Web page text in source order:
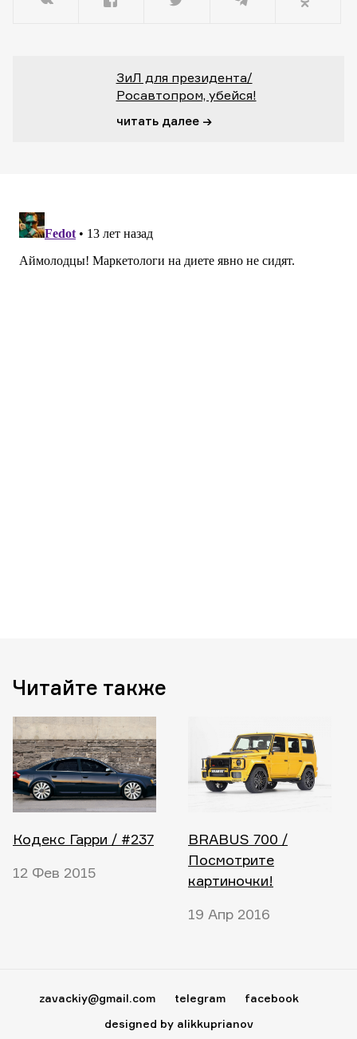
ЗиЛ для президента/
Росавтопром, убейся!
читать далее →
Читайте также
Кодекс Гарри / #237
12 Фев 2015
BRABUS 700 /
Посмотрите
картиночки!
19 Апр 2016
zavackiy@gmail.com telegram
facebook
designed by alikkuprianov